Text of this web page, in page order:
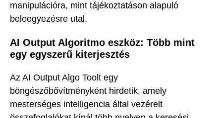
manipulációra, mint tájékoztatáson alapuló
beleegyezésre utal.
AI Output Algoritmo eszköz: Több mint
egy egyszerű kiterjesztés
Az AI Output Algo Toolt egy
böngészőbővítményként hirdetik, amely
mesterséges intelligencia által vezérelt